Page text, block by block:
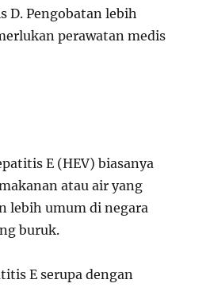
D. Pengobatan lebih
perawatan medis
E (HEV) biasanya
atau air yang
lebih umum di negara
buruk.
E serupa dengan